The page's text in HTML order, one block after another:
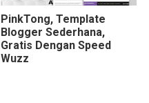
PinkTong, Template
Blogger Sederhana,
Gratis Dengan Speed
Wuzz